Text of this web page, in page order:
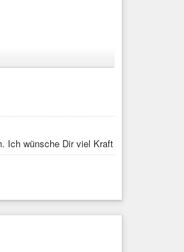
Ich wünsche Dir viel Kraft